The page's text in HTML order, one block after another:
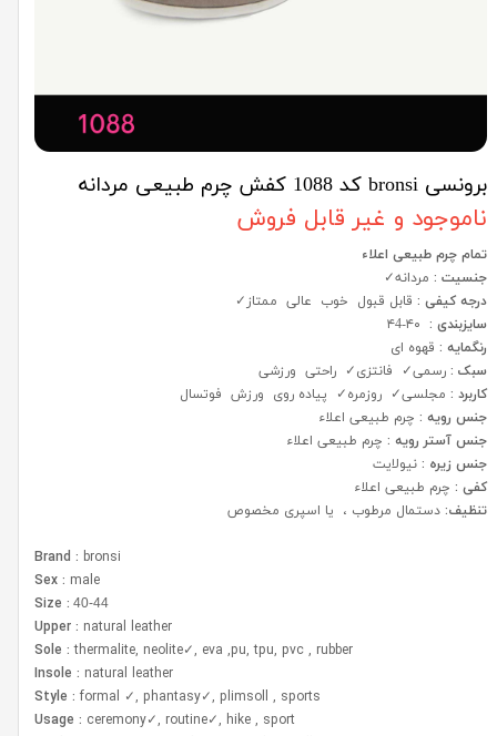
برونسی bronsi کد 1088 کفش چرم طبیعی مردانه
ناموجود و غیر قابل فروش
تمام چرم طبیعی اعلاء
جنسیت : مردانه✓
درجه کیفی : قابل قبول خوب عالی ممتاز✓
سایزبندی : ۴۰-۴4
رنگمایه : قهوه ای
سبک :رسمی✓ فانتزی✓ راحتی ورزشی
کاربرد : مجلسی✓ روزمره✓ پیاده روی ورزش فوتسال
جنس رویه : چرم طبیعی اعلاء
جنس آستر رویه : چرم طبیعی اعلاء
جنس زیره :نیولایت
کفی : چرم طبیعی اعلاء
تنظیف:دستمال مرطوب ، یا اسپری مخصوص
Brand : bronsi
Sex : male
Size : 40-44
Upper : natural leather
Sole :thermalite, neolite✓, eva ,pu, tpu, pvc , rubber
Insole : natural leather
Style : formal ✓, phantasy✓, plimsoll , sports
Usage : ceremony✓, routine✓, hike , sport